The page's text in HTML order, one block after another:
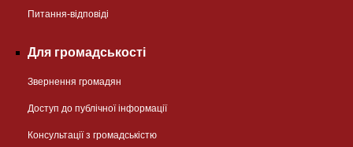
Питання-відповіді
Для громадськості
Звернення громадян
Доступ до публічної інформації
Консультації з громадськістю